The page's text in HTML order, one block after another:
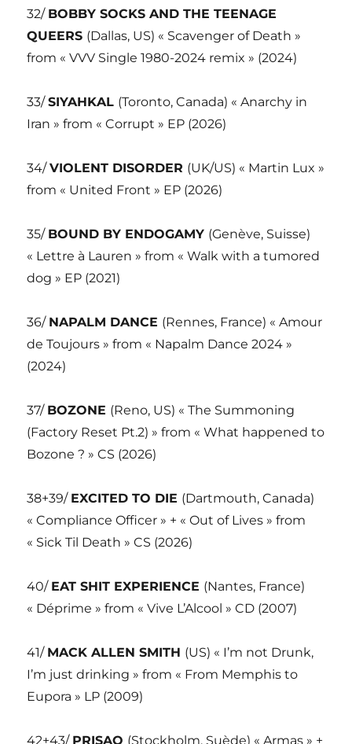
32/ BOBBY SOCKS AND THE TEENAGE
QUEERS (Dallas, US) « Scavenger of Death »
from « VVV Single 1980-2024 remix » (2024)
33/SIYAHKAL (Toronto, Canada) « Anarchy in
Iran » from « Corrupt » EP (2026)
34/VIOLENT DISORDER (UK/US) « Martin Lux »
from « United Front » EP (2026)
35/ BOUND BY ENDOGAMY (Genève, Suisse)
« Lettre à Lauren » from « Walk with a tumored
dog » EP (2021)
36/ NAPALM DANCE (Rennes, France) « Amour
de Toujours » from « Napalm Dance 2024 »
(2024)
37/ BOZONE (Reno, US) « The Summoning
(Factory Reset Pt.2) » from « What happened to
Bozone ? » CS (2026)
38+39/ EXCITED TO DIE (Dartmouth, Canada)
« Compliance Officer » + « Out of Lives » from
« Sick Til Death » CS (2026)
40/ EAT SHIT EXPERIENCE (Nantes, France)
« Déprime » from « Vive L’Alcool » CD (2007)
41/ MACK ALLEN SMITH (US) « I’m not Drunk,
I’m just drinking » from « From Memphis to
Eupora » LP (2009)
42+43/ PRISAO (Stockholm, Suède) « Armas » +